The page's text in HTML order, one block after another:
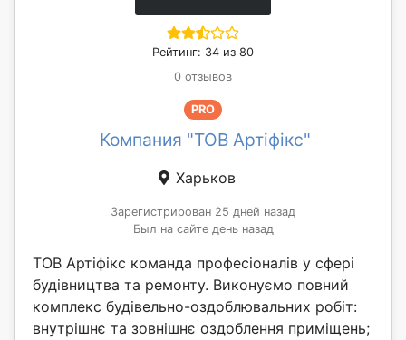
Рейтинг: 34 из 80
0 отзывов
PRO
Компания "ТОВ Артіфікс"
Харьков
Зарегистрирован 25 дней назад
Был на сайте день назад
ТОВ Артіфікс команда професіоналів у сфері
будівництва та ремонту. Виконуємо повний
комплекс будівельно-оздоблювальних робіт:
внутрішнє та зовнішнє оздоблення приміщень;